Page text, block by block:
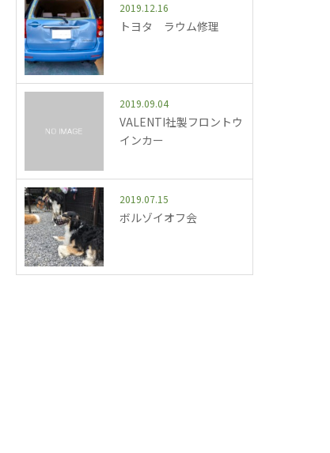
2019.12.16
トヨタ ラウム修理
2019.09.04
VALENTI社製フロントウ
インカー
2019.07.15
ボルゾイオフ会